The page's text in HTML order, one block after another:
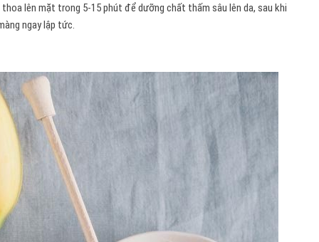
lên mặt trong 5-15 phút để dưỡng chất thấm sâu lên da, sau khi
ngay lập tức.